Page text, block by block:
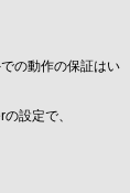
の動作の保証はい
設定で、